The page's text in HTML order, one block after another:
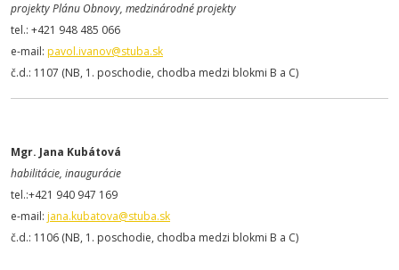
projekty Plánu Obnovy, medzinárodné projekty
tel.: +421 948 485 066
e-mail: pavol.ivanov@stuba.sk
č.d.: 1107 (NB, 1. poschodie, chodba medzi blokmi B a C)
Mgr. Jana Kubátová
habilitácie, inaugurácie
tel.:+421 940 947 169
e-mail: jana.kubatova@stuba.sk
č.d.: 1106 (NB, 1. poschodie, chodba medzi blokmi B a C)